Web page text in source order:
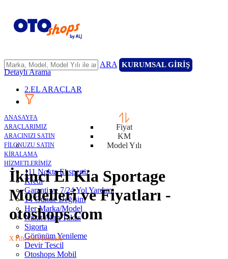
ARA KURUMSAL GİRİŞ
ANASAYFA
ARAÇLARIMIZ
ARACINIZI SATIN
FİLONUZU SATIN
KİRALAMA
HİZMETLERİMİZ
111 Nokta Ekspertiz
Kredi
Garanti ve 7/24 Yol Yardımı
14 Günde Değişim
Her Marka/Model
Nakit Alım/Takas
Sigorta
Görünüm Yenileme
Devir Tescil
Otoshops Mobil
Detaylı Arama
2.EL ARAÇLAR
Fiyat
KM
Model Yılı
İkinci El Kia Sportage
Modelleri ve Fiyatları -
otoshops.com
X Filtreleri Temizle